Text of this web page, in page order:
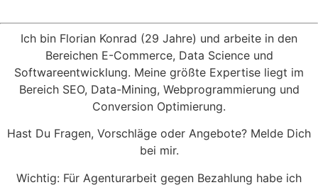
Ich bin Florian Konrad (29 Jahre) und arbeite in den
Bereichen E-Commerce, Data Science und
Softwareentwicklung. Meine größte Expertise liegt im
Bereich SEO, Data-Mining, Webprogrammierung und
Conversion Optimierung.
Hast Du Fragen, Vorschläge oder Angebote? Melde Dich
bei mir.
Wichtig: Für Agenturarbeit gegen Bezahlung habe ich